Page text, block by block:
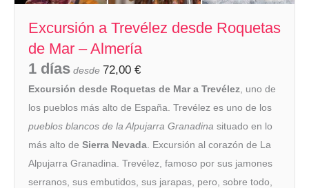
Excursión a Trevélez desde Roquetas
de Mar – Almería
1 días desde 72,00 €
Excursión desde Roquetas de Mar a Trevélez , uno de
los pueblos más alto de España. Trevélez es uno de los
pueblos blancos de la Alpujarra Granadina situado en lo
más alto de Sierra Nevada . Excursión al corazón de La
Alpujarra Granadina. Trevélez, famoso por sus jamones
serranos, sus embutidos, sus jarapas, pero, sobre todo,